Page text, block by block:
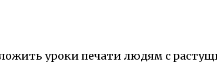
уроки печати людям с